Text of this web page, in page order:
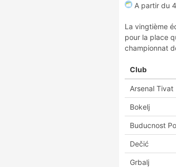
A partir du
La vingtième
pour la place
championnat
Club
Arsenal Tivat
Bokelj
Buducnost
Dečić
Grbalj